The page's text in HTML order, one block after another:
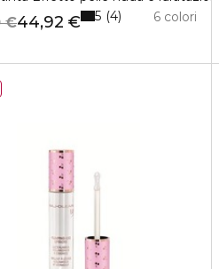
44,92 €
€ 6 colori
5 4